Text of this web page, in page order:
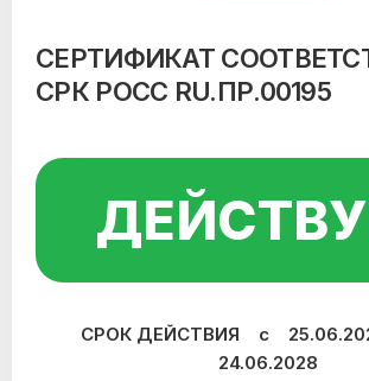
СЕРТИФИКАТ
СРК РОСС RU.ПР.00195
СРОК ДЕЙСТВИЯ с
24.06.2028